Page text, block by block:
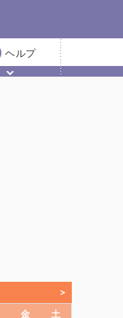
ヘルプ
金
土